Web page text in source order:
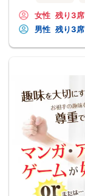
女性 残り3席
男性 残り3席